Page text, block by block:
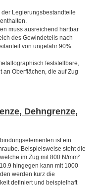
Legierungsbestandteile
muss ausreichend härtbar
des Gewindeteils nach
von ungefähr 90%
feststellbare,
an Oberflächen, die auf Zug
Dehngrenze,
ist ein
Beispielsweise steht die
im Zug mit 800 N/mm²
hingegen kann mit 1000
werden kurz die
definiert und beispielhaft